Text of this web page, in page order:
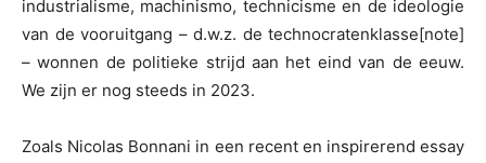
industrialisme, machinismo, technicisme en de ideologie
van de vooruitgang – d.w.z. de technocratenklasse[note]
– wonnen de politieke strijd aan het eind van de eeuw.
We zijn er nog steeds in 2023.
Zoals Nicolas Bonnani in een recent en inspirerend essay